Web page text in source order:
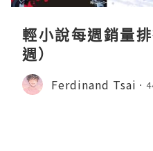
輕小說每週銷量
週）
Ferdinand Tsai